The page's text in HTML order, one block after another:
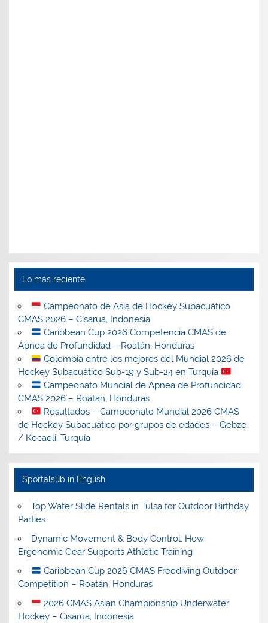
Lo más reciente
Campeonato de Asia de Hockey Subacuático
CMAS 2026 – Cisarua, Indonesia
Caribbean Cup 2026 Competencia CMAS de
Apnea de Profundidad – Roatán, Honduras
Colombia entre los mejores del Mundial 2026 de
Hockey Subacuático Sub-19 y Sub-24 en Turquía
Campeonato Mundial de Apnea de Profundidad
CMAS 2026 – Roatán, Honduras
Resultados – Campeonato Mundial 2026 CMAS
de Hockey Subacuático por grupos de edades – Gebze
/ Kocaeli, Turquía
Sportalsub in English
Top Water Slide Rentals in Tulsa for Outdoor Birthday
Parties
Dynamic Movement & Body Control: How
Ergonomic Gear Supports Athletic Training
Caribbean Cup 2026 CMAS Freediving Outdoor
Competition – Roatán, Honduras
2026 CMAS Asian Championship Underwater
Hockey – Cisarua, Indonesia